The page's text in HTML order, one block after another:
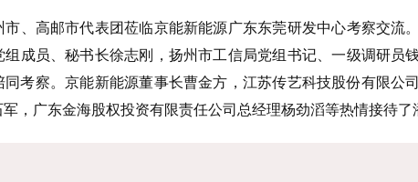
、高邮市代表团莅临京能新能源广东东莞研发中心考察交流。
组成员、秘书长徐志刚，扬州市工信局党组书记、一级调研员
考察。京能新能源董事长曹金方，江苏传艺科技股份有限公
，广东金海股权投资有限责任公司总经理杨劲滔等热情接待了